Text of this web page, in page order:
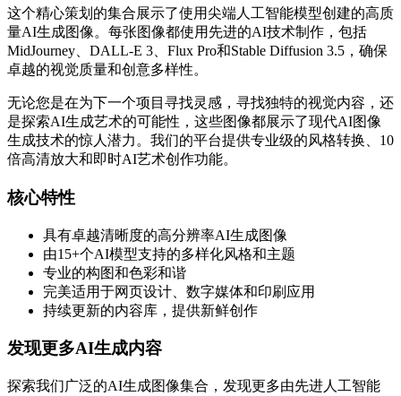
这个精心策划的集合展示了使用尖端人工智能模型创建的高质
量AI生成图像。每张图像都使用先进的AI技术制作，包括
MidJourney、DALL-E 3、Flux Pro和Stable Diffusion 3.5，确保
卓越的视觉质量和创意多样性。
无论您是在为下一个项目寻找灵感，寻找独特的视觉内容，还
是探索AI生成艺术的可能性，这些图像都展示了现代AI图像
生成技术的惊人潜力。我们的平台提供专业级的风格转换、10
倍高清放大和即时AI艺术创作功能。
核心特性
具有卓越清晰度的高分辨率AI生成图像
由15+个AI模型支持的多样化风格和主题
专业的构图和色彩和谐
完美适用于网页设计、数字媒体和印刷应用
持续更新的内容库，提供新鲜创作
发现更多AI生成内容
探索我们广泛的AI生成图像集合，发现更多由先进人工智能